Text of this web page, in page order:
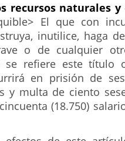
recursos naturales
El que con
inutilice, haga
o de cualquier
se refiere este título
en prisión de
y multa de ciento
(18.750)